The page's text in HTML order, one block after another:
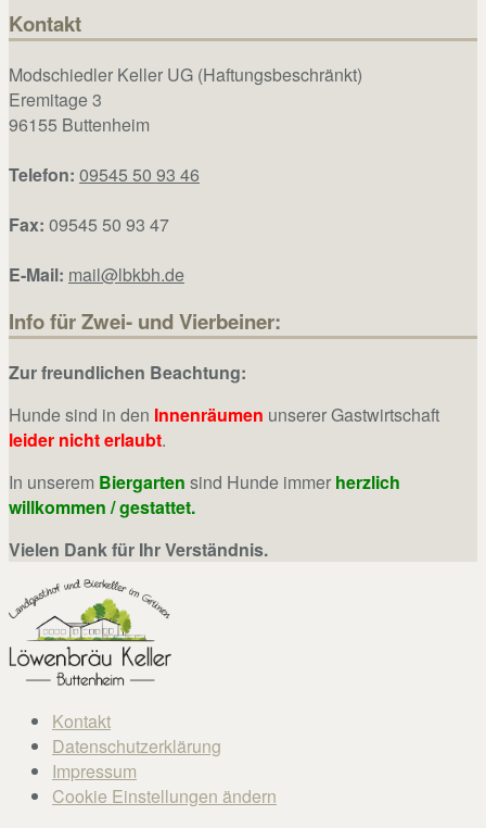
Kontakt
Modschiedler Keller UG (Haftungsbeschränkt)
Eremitage 3
96155 Buttenheim
Telefon: 09545 50 93 46
Fax: 09545 50 93 47
E-Mail: mail@lbkbh.de
Info für Zwei- und Vierbeiner:
Zur freundlichen Beachtung:
Hunde sind in den Innenräumen unserer Gastwirtschaft
leider nicht erlaubt.
In unserem Biergarten sind Hunde immer herzlich
willkommen / gestattet.
Vielen Dank für Ihr Verständnis.
Kontakt
Datenschutzerklärung
Impressum
Cookie Einstellungen ändern